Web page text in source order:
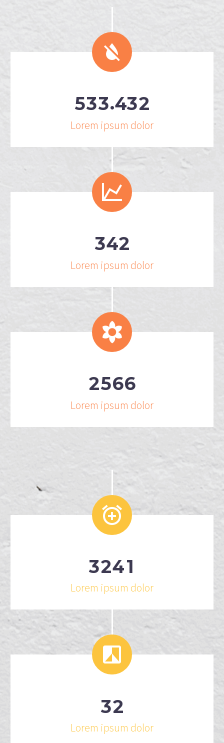


533.432
Lorem ipsum dolor


342
Lorem ipsum dolor


2566
Lorem ipsum dolor


3241
Lorem ipsum dolor


32
Lorem ipsum dolor